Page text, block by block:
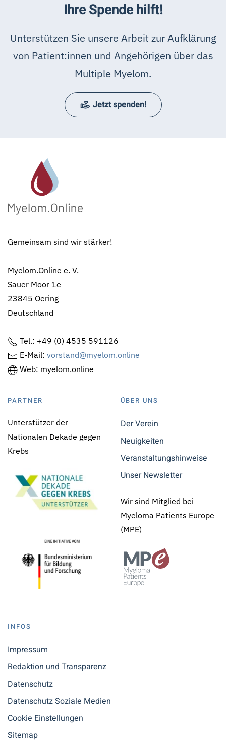
Ihre Spende hilft!
Unterstützen Sie unsere Arbeit zur Aufklärung
von Patient:innen und Angehörigen über das
Multiple Myelom.
Jetzt spenden!
Gemeinsam sind wir stärker!
Myelom.Online e. V.
Sauer Moor 1e
23845 Oering
Deutschland
Tel.: +49 (0) 4535 591126
E-Mail: vorstand@myelom.online
Web: myelom.online
PARTNER
Unterstützer der
Nationalen Dekade gegen
Krebs
ÜBER UNS
Der Verein
Neuigkeiten
Veranstaltungshinweise
Unser Newsletter
Wir sind Mitglied bei
Myeloma Patients Europe
(MPE)
INFOS
Impressum
Redaktion und Transparenz
Datenschutz
Datenschutz Soziale Medien
Cookie Einstellungen
Sitemap